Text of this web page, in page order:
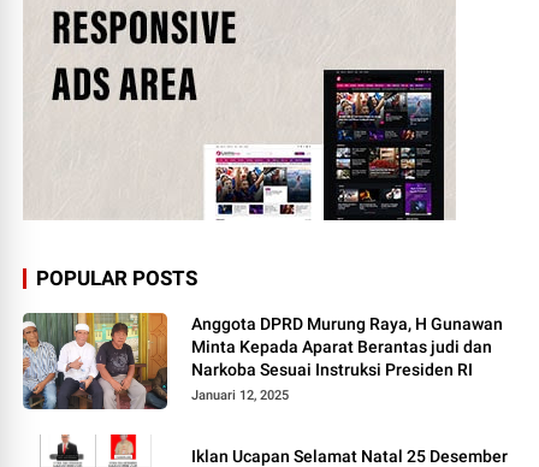
POPULAR POSTS
Anggota DPRD Murung Raya, H Gunawan
Minta Kepada Aparat Berantas judi dan
Narkoba Sesuai Instruksi Presiden RI
Januari 12, 2025
Iklan Ucapan Selamat Natal 25 Desember